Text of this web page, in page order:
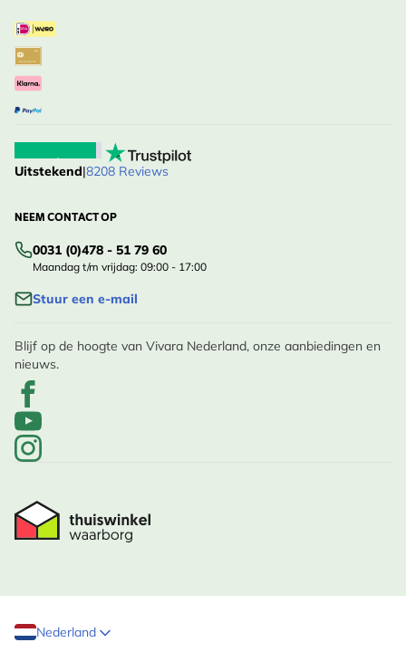
Uitstekend|8208 Reviews
NEEM CONTACT OP
0031 (0)478 - 51 79 60
Maandag t/m vrijdag: 09:00 - 17:00
Stuur een e-mail
Blijf op de hoogte van Vivara Nederland, onze aanbiedingen en
nieuws.
Nederland